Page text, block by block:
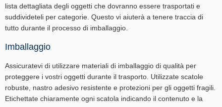
lista dettagliata degli oggetti che dovranno essere trasportati e
suddivideteli per categorie. Questo vi aiuterà a tenere traccia di
tutto durante il processo di imballaggio.
Imballaggio
Assicuratevi di utilizzare materiali di imballaggio di qualità per
proteggere i vostri oggetti durante il trasporto. Utilizzate scatole
robuste, nastro adesivo resistente e protezioni per gli oggetti fragili.
Etichettate chiaramente ogni scatola indicando il contenuto e la